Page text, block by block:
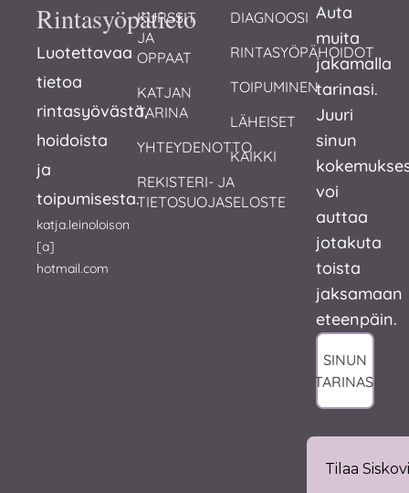
Rintasyöpätieto
Luotettavaa
tietoa
rintasyövästä,
hoidoista
ja
toipumisesta.
katja.leinoloison
[a]
hotmail.com
KURSSIT
JA
OPPAAT
KATJAN
TARINA
YHTEYDENOTTO
REKISTERI- JA
TIETOSUOJASELOSTE
DIAGNOOSI
RINTASYÖPÄHOIDOT
TOIPUMINEN
LÄHEISET
KAIKKI
Auta
muita
jakamalla
tarinasi.
Juuri
sinun
voi
auttaa
jotakuta
toista
jaksamaan
eteenpäin.
SINUN
TARINASI
Tilaa